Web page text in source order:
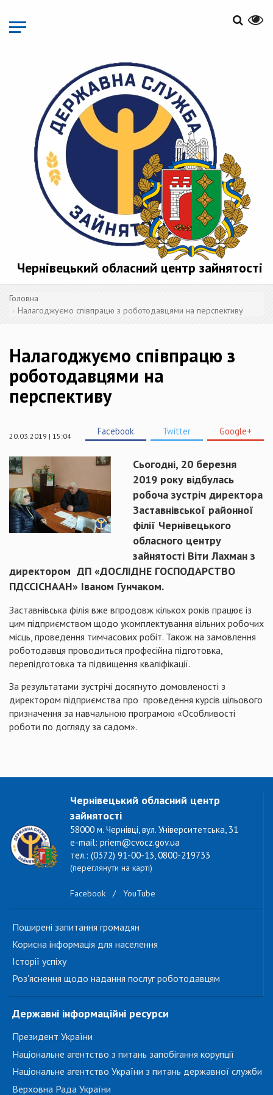
основного
матеріалу
Чернівецький обласний центр зайнятості
Головна
Налагоджуємо співпрацю з роботодавцями на перспективу
Налагоджуємо співпрацю з
роботодавцями на
перспективу
20.03.2019 | 15:04 Facebook Twitter Google+
Сьогодні, 20 березня
2019 року відбулась
робоча зустріч директора
Заставнівської районної
філії Чернівецького
обласного центру
зайнятості Віти Лахман з
директором ДП «ДОСЛІДНЕ ГОСПОДАРСТВО
ПДССІСНААН» Іваном Гунчаком.
Заставнівська філія вже впродовж кількох років працює із
цим підприємством щодо укомплектування вільних робочих
місць, проведення тимчасових робіт. Також на замовлення
роботодавця проводиться професійна підготовка,
перепідготовка та підвищення кваліфікації.
За результатами зустрічі досягнуто домовленості з
директором підприємства про проведення курсів цільового
призначення за навчальною програмою «Особливості
роботи по догляду за садом».
Чернівецький обласний центр
зайнятості
58000 м. Чернівці, вул. Університетська, 31
e-mail: priem@cvocz.gov.ua
тел.: (0372) 91-00-13, 0800-219733
(переглянути на карті)
Facebook / YouTube
Поширені запитання громадян
Корисна інформація для населення
Історії успіху
Роз'яснення щодо надання послуг роботодавцям
Державні інформаційні ресурси
Президент України
Національне агентство з питань запобігання корупції
Національне агентство України з питань державної служби
Верховна Рада України